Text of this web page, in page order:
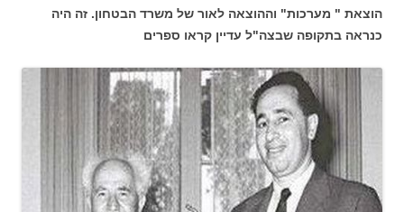
הוצאת " מערכות" וההוצאה לאור של משרד הבטחון. זה היה
כנראה בתקופה שבצה"ל עדיין קראו ספרים